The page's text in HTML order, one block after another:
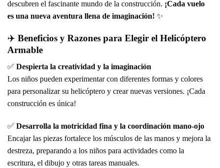
descubren el fascinante mundo de la construcción. ¡Cada vuelo
es una nueva aventura llena de imaginación! ✨
✈️ Beneficios y Razones para Elegir el Helicóptero
Armable
✅ Despierta la creatividad y la imaginación
Los niños pueden experimentar con diferentes formas y colores
para personalizar su helicóptero y crear nuevas versiones. ¡Cada
construcción es única!
✅ Desarrolla la motricidad fina y la coordinación mano-ojo
Encajar las piezas fortalece los músculos de las manos y mejora la
destreza, preparando a los niños para actividades como la
escritura, el dibujo y otras tareas manuales.